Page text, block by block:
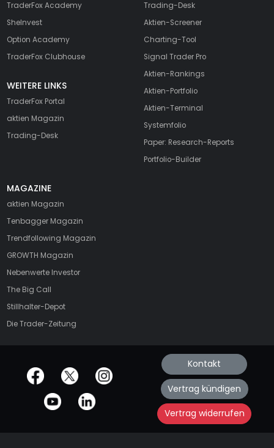
TraderFox Academy
SheInvest
Option Academy
TraderFox Clubhouse
WEITERE LINKS
TraderFox Portal
aktien Magazin
Trading-Desk
Trading-Desk
Aktien-Screener
Charting-Tool
Signal Trader Pro
Aktien-Rankings
Aktien-Portfolio
Aktien-Terminal
Systemfolio
Paper: Research-Reports
Portfolio-Builder
MAGAZINE
aktien Magazin
Tenbagger Magazin
Trendfollowing Magazin
GROWTH Magazin
Nebenwerte Investor
The Big Call
Stillhalter-Depot
Die Trader-Zeitung
offizielle Social Media-Accounts Kontakt
Vertrag kündigen
Vertrag widerrufen